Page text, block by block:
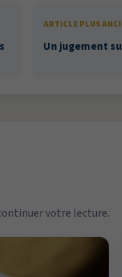
ARTICLE PLUS
Un jugement
votre lecture.